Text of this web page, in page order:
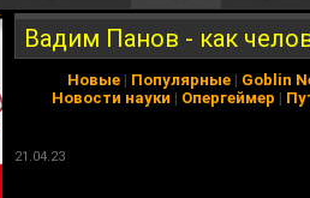
Вадим Панов - как
Новые | Популярные | Goblin
Новости науки | Опергеймер |
21.04.23